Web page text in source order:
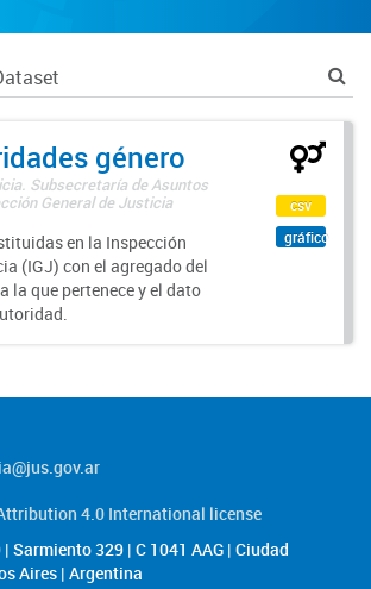
género
Subsecretaría de Asuntos
General de Justicia
en la Inspección
(IGJ) con el agregado del
la que pertenece y el dato
csv
gráfico
4.0 International license
Sarmiento 329 | C 1041 AAG | Ciudad
Aires | Argentina